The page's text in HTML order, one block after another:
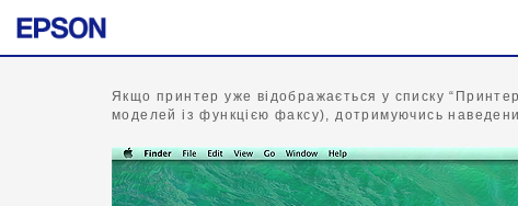
Якщо принтер уже відображається у списку
моделей із функцією факсу), дотримуючись